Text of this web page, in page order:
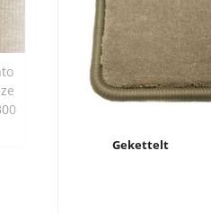
Gekettelt